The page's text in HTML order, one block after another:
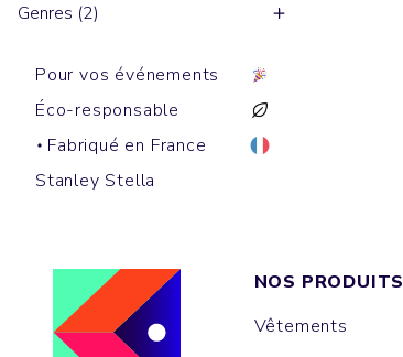
Genres (2)
Pour vos événements
Éco-responsable
Fabriqué en France
Stanley Stella
NOS PRODUITS
Vêtements